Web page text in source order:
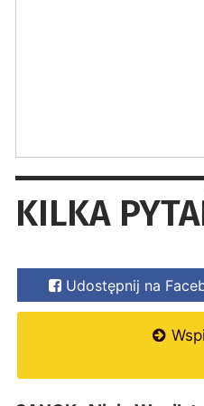
KILKA
Udostępnij na